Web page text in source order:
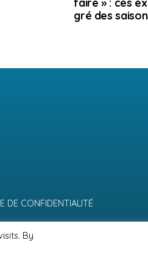
faire » : ces
gré des
DE CONFIDENTIALITÉ
By